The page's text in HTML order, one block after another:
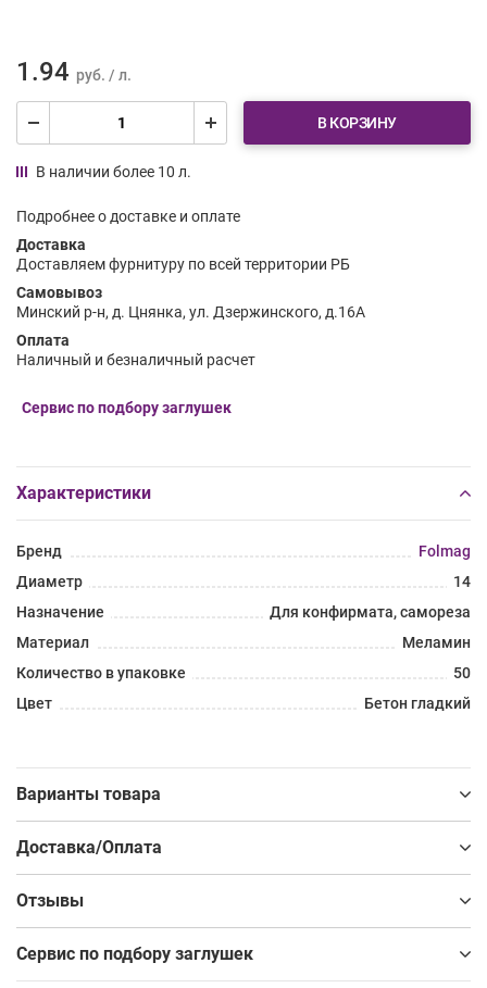
1.94 руб. / л.
В КОРЗИНУ
В наличии более 10 л.
Подробнее о доставке и оплате
Доставка
Доставляем фурнитуру по всей территории РБ
Самовывоз
Минский р-н, д. Цнянка, ул. Дзержинского, д.16А
Оплата
Наличный и безналичный расчет
Сервис по подбору заглушек
Характеристики
Бренд
Folmag
Диаметр
14
Назначение
Для конфирмата, самореза
Материал
Меламин
Количество в упаковке
50
Цвет
Бетон гладкий
Варианты товара
Доставка/Оплата
Отзывы
Сервис по подбору заглушек